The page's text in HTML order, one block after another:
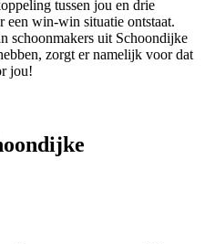
tussen jou en drie
een win-win situatie ontstaat.
schoonmakers uit Schoondijke
zorgt er namelijk voor dat
jou!